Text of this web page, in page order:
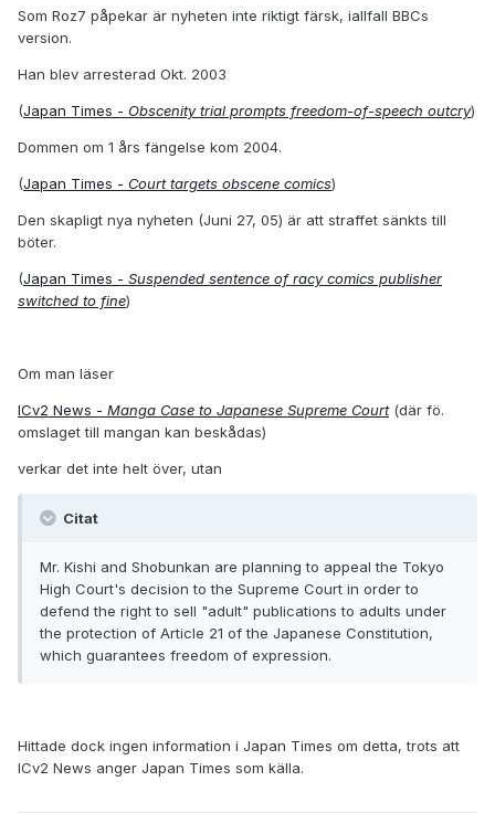
Som Roz7 påpekar är nyheten inte riktigt färsk, iallfall BBCs
version.
Han blev arresterad Okt. 2003
(Japan Times - Obscenity trial prompts freedom-of-speech outcry)
Dommen om 1 års fängelse kom 2004.
(Japan Times - Court targets obscene comics)
Den skapligt nya nyheten (Juni 27, 05) är att straffet sänkts till
böter.
(Japan Times - Suspended sentence of racy comics publisher
switched to fine)
Om man läser
ICv2 News - Manga Case to Japanese Supreme Court(där fö.
omslaget till mangan kan beskådas)
verkar det inte helt över, utan
Citat
Mr. Kishi and Shobunkan are planning to appeal the Tokyo
High Court's decision to the Supreme Court in order to
defend the right to sell "adult" publications to adults under
the protection of Article 21 of the Japanese Constitution,
which guarantees freedom of expression.
Hittade dock ingen information i Japan Times om detta, trots att
ICv2 News anger Japan Times som källa.